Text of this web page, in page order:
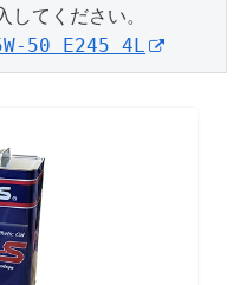
50 E245 4L